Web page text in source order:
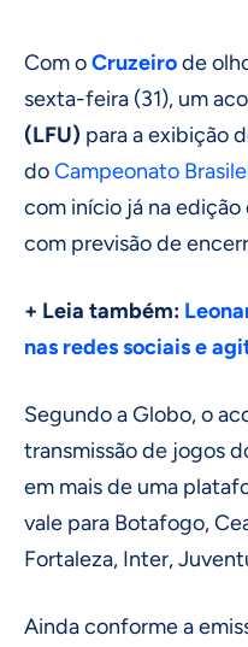
Com oCruzeirode
sexta-feira (31), um
(LFU) para a exibição
doCampeonato
com início já na edição
com previsão de
+ Leia também:
nas redes sociais e
Segundo a Globo, o
transmissão de jogos
em mais de uma
vale para Botafogo,
Fortaleza, Inter,
Ainda conforme a